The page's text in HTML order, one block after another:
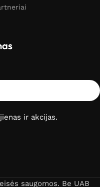
ir akcijas.
saugomos. Be UAB